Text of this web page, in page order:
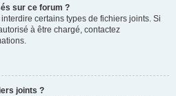
sur ce forum ?
certains types de fichiers joints. Si
à être chargé, contactez
joints ?